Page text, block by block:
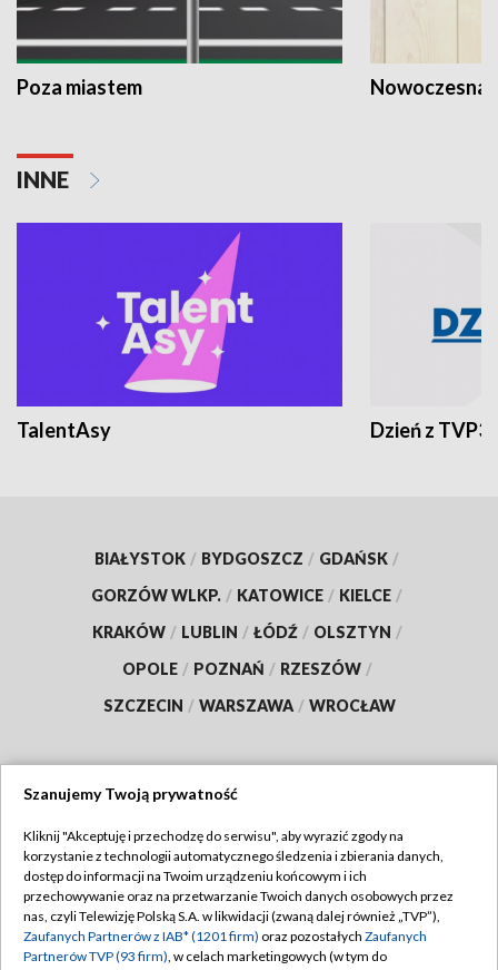
Poza miastem Nowoczesna
INNE
TalentAsy Dzień z TVP3
BIAŁYSTOK / BYDGOSZCZ / GDAŃSK /
GORZÓW WLKP. / KATOWICE / KIELCE /
KRAKÓW / LUBLIN / ŁÓDŹ / OLSZTYN /
OPOLE / POZNAŃ / RZESZÓW /
SZCZECIN / WARSZAWA / WROCŁAW
TVP
Abonament TVP
Emisja w TVP
Regulamin TVP
Polityka prywatności
Szanujemy Twoją prywatność
Kliknij "Akceptuję i przechodzę do serwisu", aby wyrazić zgody na
korzystanie z technologii automatycznego śledzenia i zbierania danych,
dostęp do informacji na Twoim urządzeniu końcowym i ich
przechowywanie oraz na przetwarzanie Twoich danych osobowych przez
nas, czyli Telewizję Polską S.A. w likwidacji (zwaną dalej również „TVP”),
Zaufanych Partnerów z IAB* (1201 firm) oraz pozostałych Zaufanych
Partnerów TVP (93 firm), w celach marketingowych (w tym do